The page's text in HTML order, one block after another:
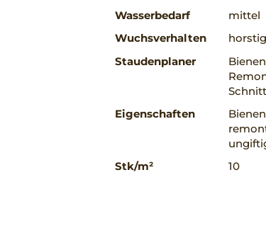
Wasserbedarf
mittel
Wuchsverhalten
horstig
Staudenplaner
Eigenschaften
Stk/m²
10